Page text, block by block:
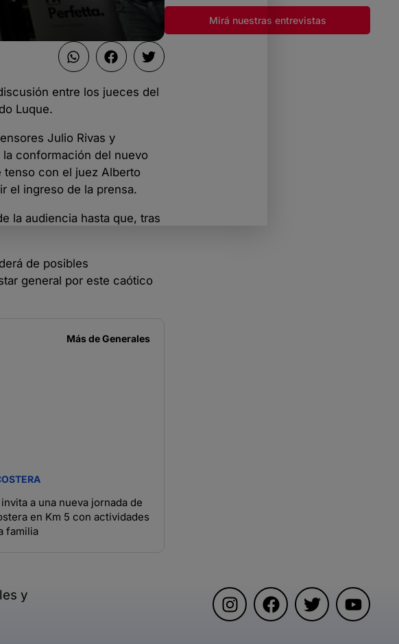
entre los jueces del
Luque.
Julio Rivas y
conformación del nuevo
tenso con el juez Alberto
el ingreso de la prensa.
la audiencia hasta que, tras
de posibles
general por este caótico
Más deGenerales
a una nueva jornada de
en Km 5 con actividades
familia
Mirá nuestras entrevistas
y